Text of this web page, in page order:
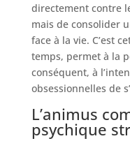
directement contre
mais de consolider
face à la vie. C’est
temps, permet à la
conséquent, à
obsessionnelles de
L’animus
psychique